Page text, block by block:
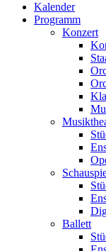
Kalender
Programm
Konzert
Ballett